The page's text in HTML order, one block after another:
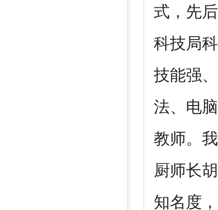
式，先
科技局
技能强
法、电
教师。
厨师长
知名度